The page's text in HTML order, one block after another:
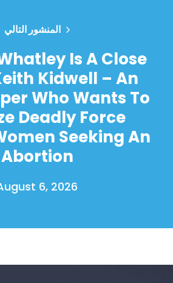
Shop
المنشور التالي
Is A Close
Kidwell – An
Who Wants To
Deadly Force
Seeking An
Abortion
6, 2026